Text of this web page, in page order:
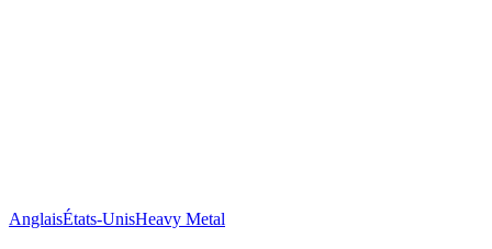
AnglaisÉtats-UnisHeavy Metal